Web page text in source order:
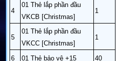
4
01 Thẻ lắp phần đầu
VKCB [Christmas]
1
5
01 Thẻ lắp phần đầu
VKCC [Christmas]
1
6 01 Thẻ bảo vệ +15 40